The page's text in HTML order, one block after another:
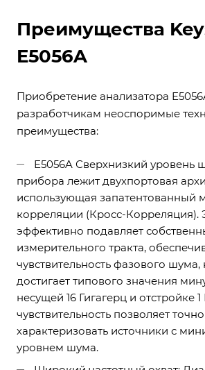
Преимущества
E5056A
Приобретение анализатора
разработчикам неоспоримые
преимущества:
E5056A Сверхнизкий уровень
прибора лежит двухпортовая
использующая запатентованный
корреляции (Кросс-Корреляция).
эффективно подавляет
измерительного тракта,
чувствительность фазового шума,
достигает типового значения
несущей 16 Гигагерц и отстройке
чувствительность позволяет точно
характеризовать источники с
уровнем шума.